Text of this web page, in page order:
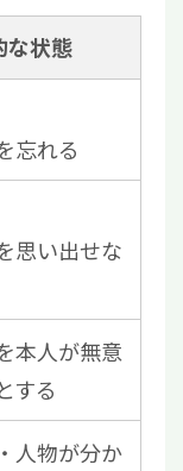
な状態
忘れる
思い出せな
本人が無意
する
人物が分か